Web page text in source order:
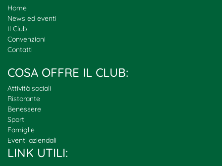
Home
News ed eventi
Il Club
Convenzioni
Contatti
COSA OFFRE IL CLUB:
Attività sociali
Ristorante
Benessere
Sport
Famiglie
Eventi aziendali
LINK UTILI: